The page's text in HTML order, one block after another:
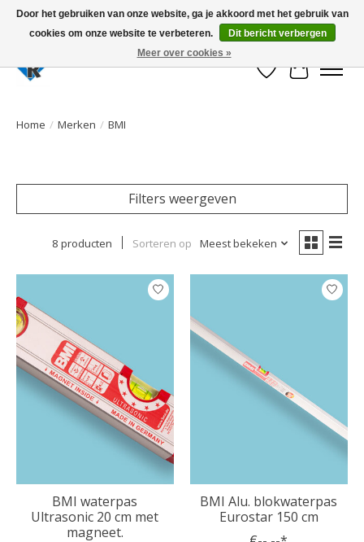
Large selection of products and fast shipping!
Verlanglijst
Home / Merken / BMI
Filters weergeven
8 producten Sorteren op Meest bekeken
BMI waterpas
Ultrasonic 20 cm met
magneet.
BMI Alu. blokwaterpas
Eurostar 150 cm
Door het gebruiken van onze website, ga je akkoord met het gebruik van
cookies om onze website te verbeteren.
Dit bericht verbergen
Meer over cookies »